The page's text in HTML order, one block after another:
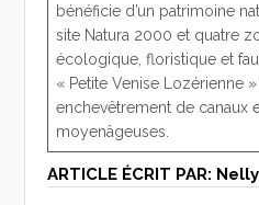
bénéficie d’un patrimoine
site Natura 2000 et quatre
écologique, floristique et
« Petite Venise Lozérienne
enchevêtrement de canaux
moyenâgeuses.
ARTICLE ÉCRIT PAR: Nelly